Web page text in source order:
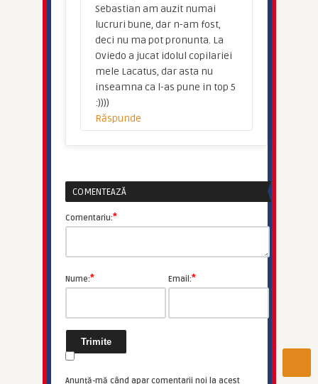
Sebastian am auzit numai
lucruri bune, dar n-am fost,
deci nu ma pot pronunta. La
Oviedo a jucat idolul copilariei
mele Lacatus, dar asta nu
inseamna ca l-as pune in top 5
:))))
Răspunde
COMENTEAZĂ
Comentariu:*
Nume:* Email:*
Anunță-mă când apar comentarii noi la acest